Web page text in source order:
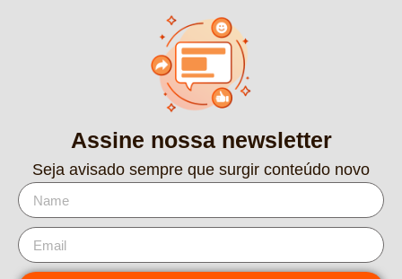
Assine nossa newsletter
Seja avisado sempre que surgir conteúdo novo